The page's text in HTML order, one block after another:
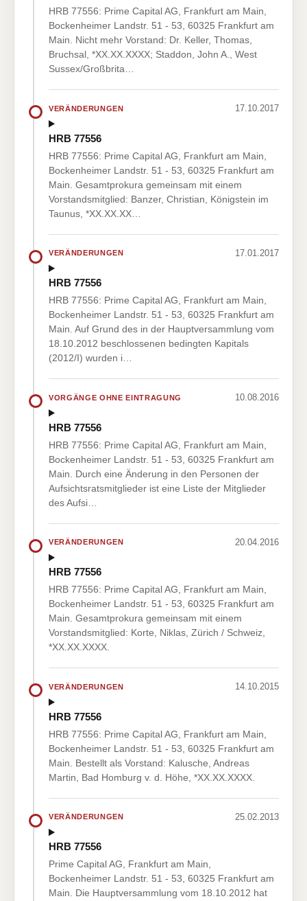
HRB 77556: Prime Capital AG, Frankfurt am Main,
Bockenheimer Landstr. 51 - 53, 60325 Frankfurt am
Main. Nicht mehr Vorstand: Dr. Keller, Thomas,
Bruchsal, *XX.XX.XXXX; Staddon, John A., West
Sussex/Großbrita…
VERÄNDERUNGEN 17.10.2017
HRB 77556
HRB 77556: Prime Capital AG, Frankfurt am Main,
Bockenheimer Landstr. 51 - 53, 60325 Frankfurt am
Main. Gesamtprokura gemeinsam mit einem
Vorstandsmitglied: Banzer, Christian, Königstein im
Taunus, *XX.XX.XX…
VERÄNDERUNGEN 17.01.2017
HRB 77556
HRB 77556: Prime Capital AG, Frankfurt am Main,
Bockenheimer Landstr. 51 - 53, 60325 Frankfurt am
Main. Auf Grund des in der Hauptversammlung vom
18.10.2012 beschlossenen bedingten Kapitals
(2012/I) wurden i…
VORGÄNGE OHNE EINTRAGUNG 10.08.2016
HRB 77556
HRB 77556: Prime Capital AG, Frankfurt am Main,
Bockenheimer Landstr. 51 - 53, 60325 Frankfurt am
Main. Durch eine Änderung in den Personen der
Aufsichtsratsmitglieder ist eine Liste der Mitglieder
des Aufsi…
VERÄNDERUNGEN 20.04.2016
HRB 77556
HRB 77556: Prime Capital AG, Frankfurt am Main,
Bockenheimer Landstr. 51 - 53, 60325 Frankfurt am
Main. Gesamtprokura gemeinsam mit einem
Vorstandsmitglied: Korte, Niklas, Zürich / Schweiz,
*XX.XX.XXXX.
VERÄNDERUNGEN 14.10.2015
HRB 77556
HRB 77556: Prime Capital AG, Frankfurt am Main,
Bockenheimer Landstr. 51 - 53, 60325 Frankfurt am
Main. Bestellt als Vorstand: Kalusche, Andreas
Martin, Bad Homburg v. d. Höhe, *XX.XX.XXXX.
VERÄNDERUNGEN 25.02.2013
HRB 77556
Prime Capital AG, Frankfurt am Main,
Bockenheimer Landstr. 51 - 53, 60325 Frankfurt am
Main. Die Hauptversammlung vom 18.10.2012 hat